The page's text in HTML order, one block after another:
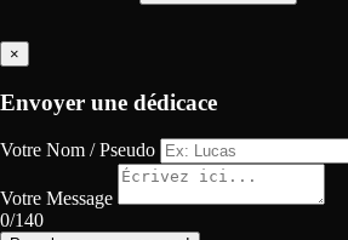
×
Envoyer une dédicace
Votre Nom / Pseudo
Votre Message
0/140